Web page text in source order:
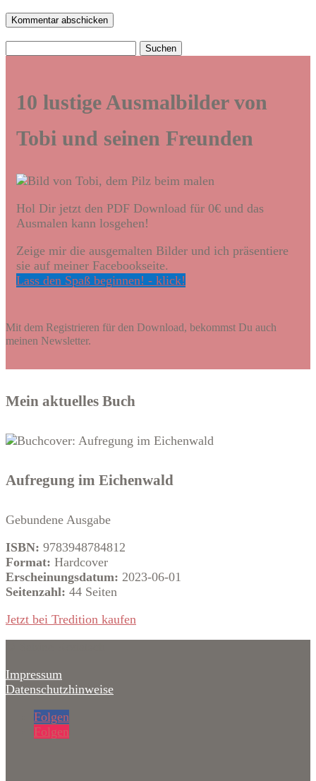
Kommentar abschicken
10 lustige Ausmalbilder von
Tobi und seinen Freunden
Hol Dir jetzt den PDF Download für 0€ und das
Ausmalen kann losgehen!
Zeige mir die ausgemalten Bilder und ich präsentiere
sie auf meiner Facebookseite.
Lass den Spaß beginnen! - klick!
Mit dem Registrieren für den Download, bekommst Du auch
meinen Newsletter.
Mein aktuelles Buch
Aufregung im Eichenwald
Gebundene Ausgabe
ISBN: 9783948784812
Format: Hardcover
Erscheinungsdatum: 2023-06-01
Seitenzahl: 44 Seiten
Jetzt bei Tredition kaufen
Impressum
Datenschutzhinweise
Folgen
Folgen